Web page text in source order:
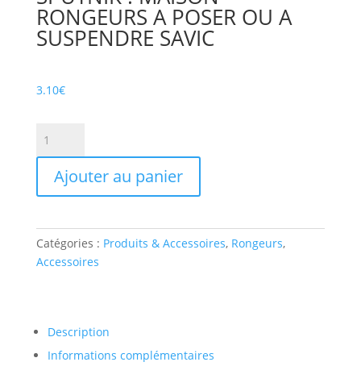
RONGEURS A POSER OU A
SUSPENDRE SAVIC
3.10€
SPUTNIK
RONGEURS
A
POSER
SAVIC
Ajouter au panier
Catégories : Produits & Accessoires, Rongeurs,
Accessoires
Description
Informations complémentaires